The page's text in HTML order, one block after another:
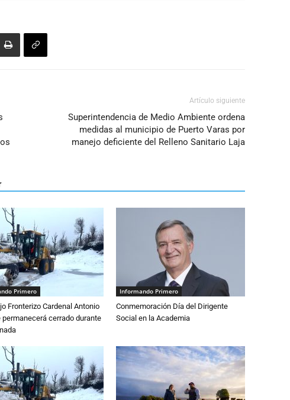
Artículo siguiente
Superintendencia de Medio Ambiente ordena
medidas al municipio de Puerto Varas por
manejo deficiente del Relleno Sanitario Laja
Primero
Fronterizo Cardenal Antonio
permanecerá cerrado durante
Informando Primero
Conmemoración Día del Dirigente
Social en la Academia